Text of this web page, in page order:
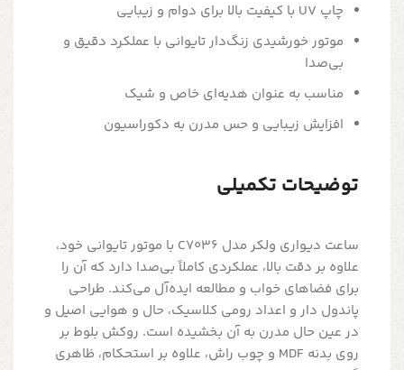
چاپ UV با کیفیت بالا برای دوام و زیبایی
موتور خورشیدی زنگ‌دار تایوانی با عملکرد دقیق و
بی‌صدا
مناسب به عنوان هدیه‌ای خاص و شیک
افزایش زیبایی و حس مدرن به دکوراسیون
توضیحات تکمیلی
ساعت دیواری ولکر مدل C7036 با موتور تایوانی خود،
علاوه بر دقت بالا، عملکردی کاملاً بی‌صدا دارد که آن را
برای فضاهای خواب و مطالعه ایده‌آل می‌کند. طراحی
پاندول دار و اعداد رومی کلاسیک، حال و هوایی اصیل و
در عین حال مدرن به آن بخشیده است. روکش بلوط بر
روی بدنه MDF و چوب راش، علاوه بر استحکام، ظاهری